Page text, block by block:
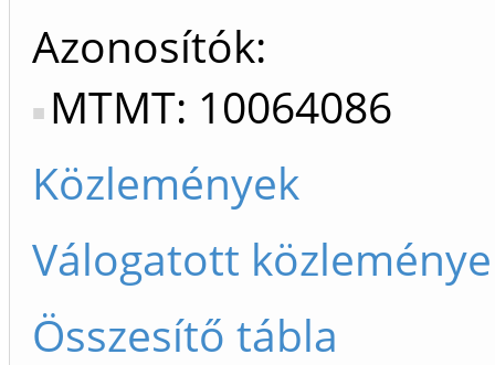
Azonosítók
MTMT: 10064086
Közlemények
Válogatott
Összesítő tábla